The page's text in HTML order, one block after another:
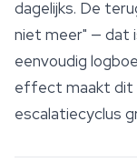
dagelijks. De
niet meer" — dat
eenvoudig
effect maakt dit
escalatiecyclus